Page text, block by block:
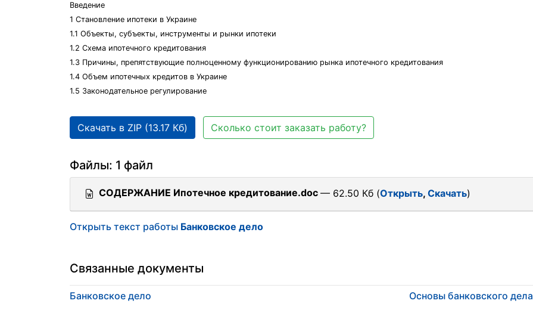
Введение
1 Становление ипотеки в Украине
1.1 Объекты, субъекты, инструменты и рынки ипотеки
1.2 Схема ипотечного кредитования
1.3 Причины, препятствующие полноценному функционированию рынка ипотечного кредитования
1.4 Объем ипотечных кредитов в Украине
1.5 Законодательное регулирование
Скачать в ZIP (13.17 Кб) Сколько стоит заказать работу?
Файлы: 1 файл
СОДЕРЖАНИЕ Ипотечное кредитование.doc — 62.50 Кб (Открыть, Скачать)
Открыть текст работы Банковское дело
Связанные документы
Банковское дело
Основы банковского дела